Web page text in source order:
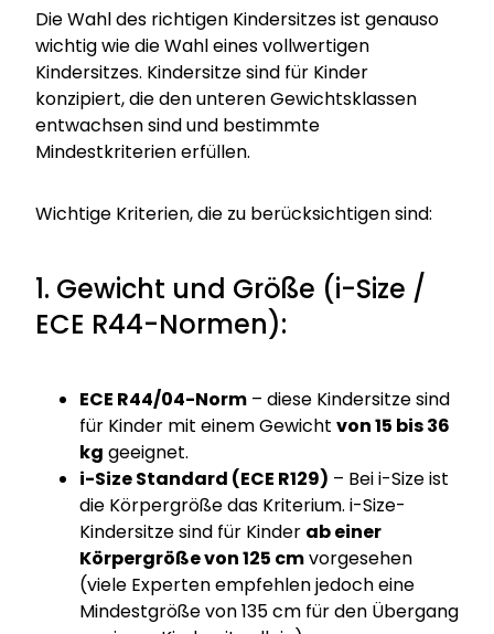
Die Wahl des richtigen Kindersitzes ist genauso
wichtig wie die Wahl eines vollwertigen
Kindersitzes. Kindersitze sind für Kinder
konzipiert, die den unteren Gewichtsklassen
entwachsen sind und bestimmte
Mindestkriterien erfüllen.
Wichtige Kriterien, die zu berücksichtigen sind:
1. Gewicht und Größe (i-Size /
ECE R44-Normen):
ECE R44/04-Norm – diese Kindersitze sind
für Kinder mit einem Gewicht von 15 bis 36
kg geeignet.
i-Size Standard (ECE R129) – Bei i-Size ist
die Körpergröße das Kriterium. i-Size-
Kindersitze sind für Kinder ab einer
Körpergröße von 125 cmvorgesehen
(viele Experten empfehlen jedoch eine
Mindestgröße von 135 cm für den Übergang